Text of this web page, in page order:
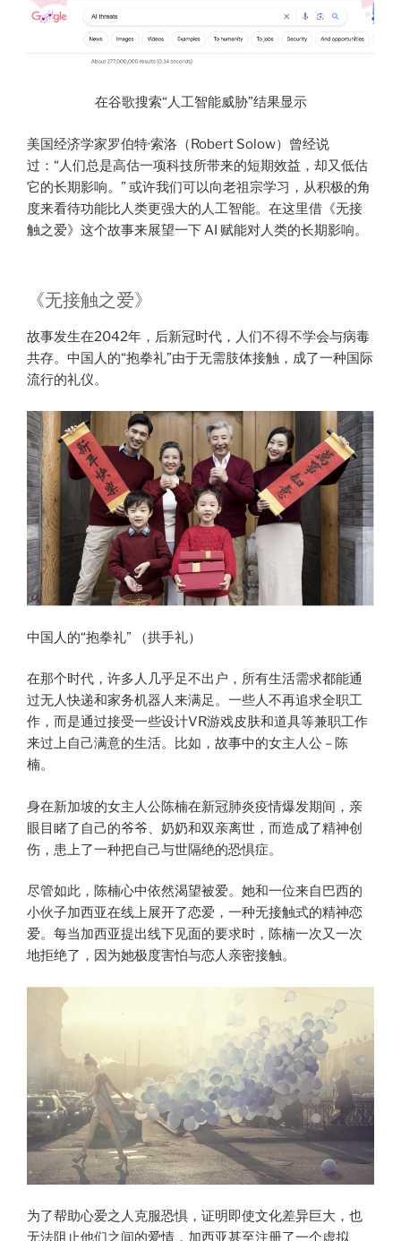
在谷歌搜索“人工智能威胁”结果显示
美国经济学家罗伯特·索洛（Robert Solow）曾经说
过：“人们总是高估一项科技所带来的短期效益，却又低估
它的长期影响。” 或许我们可以向老祖宗学习，从积极的角
度来看待功能比人类更强大的人工智能。在这里借《无接
触之爱》这个故事来展望一下 AI 赋能对人类的长期影响。
《无接触之爱》
故事发生在2042年，后新冠时代，人们不得不学会与病毒
共存。中国人的“抱拳礼”由于无需肢体接触，成了一种国际
流行的礼仪。
中国人的“抱拳礼” （拱手礼）
在那个时代，许多人几乎足不出户，所有生活需求都能通
过无人快递和家务机器人来满足。一些人不再追求全职工
作，而是通过接受一些设计VR游戏皮肤和道具等兼职工作
来过上自己满意的生活。比如，故事中的女主人公 – 陈
楠。
身在新加坡的女主人公陈楠在新冠肺炎疫情爆发期间，亲
眼目睹了自己的爷爷、奶奶和双亲离世，而造成了精神创
伤，患上了一种把自己与世隔绝的恐惧症。
尽管如此，陈楠心中依然渴望被爱。她和一位来自巴西的
小伙子加西亚在线上展开了恋爱，一种无接触式的精神恋
爱。每当加西亚提出线下见面的要求时，陈楠一次又一次
地拒绝了，因为她极度害怕与恋人亲密接触。
为了帮助心爱之人克服恐惧，证明即使文化差异巨大，也
无法阻止他们之间的爱情，加西亚甚至注册了一个虚拟